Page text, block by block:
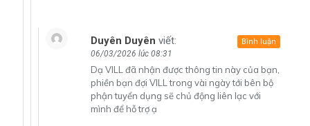
Duyên Duyên viết:
06/03/2026 lúc 08:31
Dạ VILL đã nhận được thông tin này của bạn,
phiền bạn đợi VILL trong vài ngày tới bên bộ
phận tuyển dụng sẽ chủ động liên lạc với
mình để hỗ trợ ạ
Bình luận